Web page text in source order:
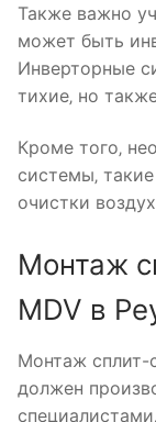
Также важно
может быть
Инверторные
тихие‚ но
Кроме того‚
системы‚
очистки
Монтаж
MDV в
Монтаж сплит-
должен